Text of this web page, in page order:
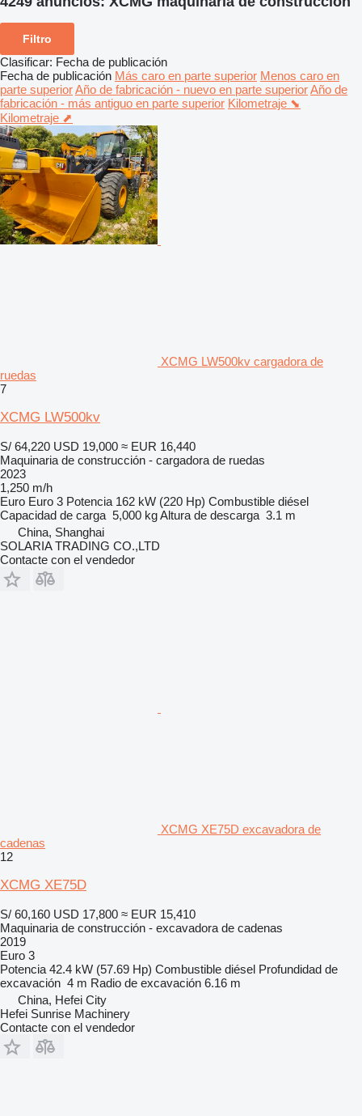
Filtro
Clasificar: Fecha de publicación
Fecha de publicación Más caro en parte superior Menos caro en
parte superiorAño de fabricación - nuevo en parte superiorAño de
fabricación - más antiguo en parte superior Kilometraje ⬊
Kilometraje ⬈
XCMG LW500kv cargadora de
ruedas
7
XCMG LW500kv
S/ 64,220 USD 19,000 ≈ EUR 16,440
Maquinaria de construcción - cargadora de ruedas
2023
1,250 m/h
Euro Euro 3 Potencia 162 kW (220 Hp) Combustible diésel
Capacidad de carga 5,000 kgAltura de descarga 3.1 m
China, Shanghai
SOLARIA TRADING CO.,LTD
Contacte con el vendedor
XCMG XE75D excavadora de
cadenas
12
XCMG XE75D
S/ 60,160 USD 17,800 ≈ EUR 15,410
Maquinaria de construcción - excavadora de cadenas
2019
Euro 3
Potencia 42.4 kW (57.69 Hp) Combustible diésel Profundidad de
excavación 4 m Radio de excavación 6.16 m
China, Hefei City
Hefei Sunrise Machinery
Contacte con el vendedor